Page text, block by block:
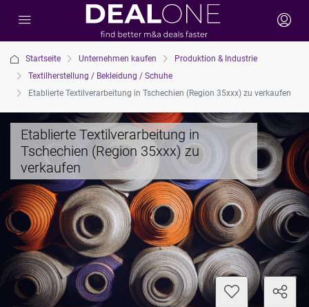
Startseite Unternehmen kaufen
Produktion & Industrie
Textilherstellung / Bekleidung / Schuhe
Etablierte Textilverarbeitung in Tschechien (Region 35xxx) zu verkaufen
Etablierte Textilverarbeitung in
Tschechien (Region 35xxx) zu
verkaufen